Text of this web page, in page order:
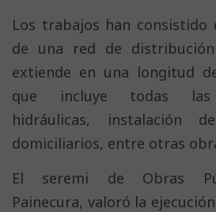
Los trabajos han consistido
de una red de
extiende en una longitud
que incluye todas las
hidráulicas, instalación
domiciliarios, entre otras
El seremi de Obras
Painecura, valoró la